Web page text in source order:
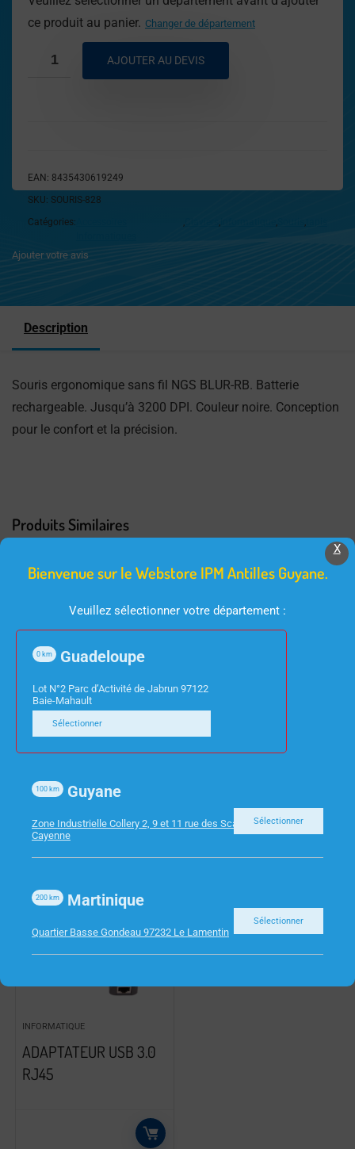
ce produit au panier. Changer de département
AJOUTER AU DEVIS
EAN: 8435430619249
SKU: SOURIS-828
Catégories:
, , , ,
Ajouter votre avis
Description
Souris ergonomique sans fil NGS BLUR-RB. Batterie
rechargeable. Jusqu’à 3200 DPI. Couleur noire. Conception
pour le confort et la précision.
Produits Similaires
INFORMATIQUE
SWITCH 5 PORTS
STONET 10/100/1000
VA2732-H HDMI VGA
INFORMATIQUE
ADAPTATEUR USB 3.0
RJ45
X
Bienvenue sur le Webstore IPM Antilles Guyane.
Veuillez sélectionner votre département :
Guadeloupe
0 km
Lot N°2 Parc d’Activité de Jabrun 97122
Baie-Mahault
Sélectionner
Guyane
100 km
Zone Industrielle Collery 2, 9 et 11 rue des Scarabees 97300
Cayenne
Sélectionner
Martinique
200 km
Quartier Basse Gondeau 97232 Le Lamentin
Sélectionner